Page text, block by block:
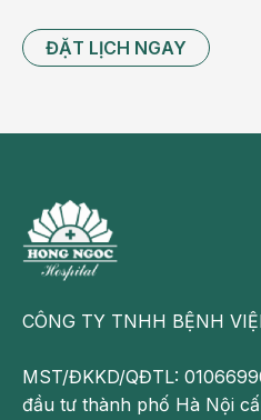
Ăn nhiều thực phẩm
những nguyên nhân
ĐẶT LỊCH NGAY
CÔNG TY TNHH BỆNH
MST/ĐKKD/QĐTL:
đầu tư thành phố Hà Nội